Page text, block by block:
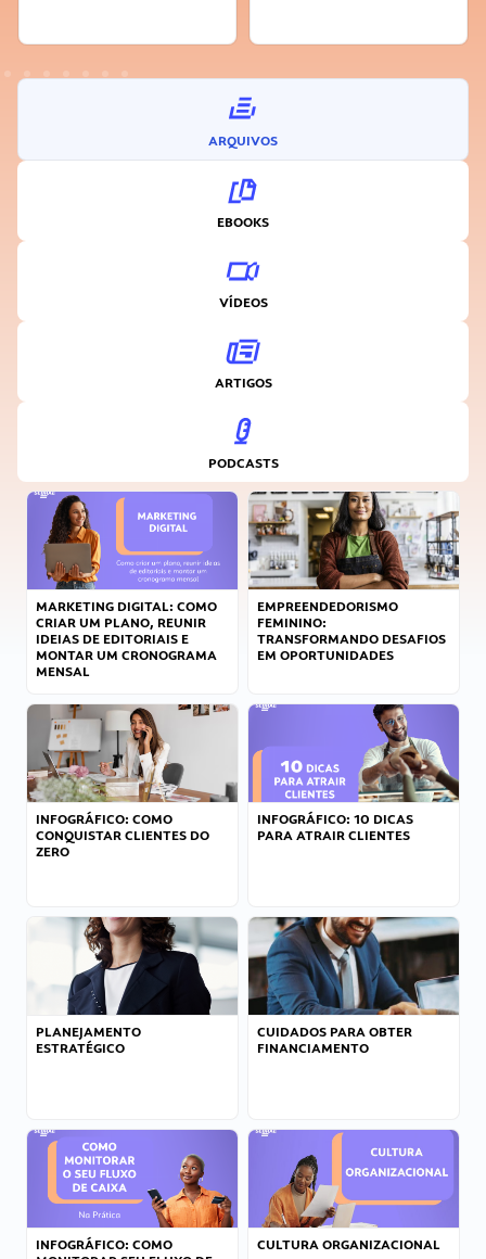
ARQUIVOS
EBOOKS
VÍDEOS
ARTIGOS
PODCASTS
MARKETING DIGITAL: COMO
CRIAR UM PLANO, REUNIR
IDEIAS DE EDITORIAIS E
MONTAR UM CRONOGRAMA
MENSAL
EMPREENDEDORISMO
FEMININO:
TRANSFORMANDO DESAFIOS
EM OPORTUNIDADES
INFOGRÁFICO: COMO
CONQUISTAR CLIENTES DO
ZERO
INFOGRÁFICO: 10 DICAS
PARA ATRAIR CLIENTES
PLANEJAMENTO
ESTRATÉGICO
CUIDADOS PARA OBTER
FINANCIAMENTO
INFOGRÁFICO: COMO
CULTURA ORGANIZACIONAL